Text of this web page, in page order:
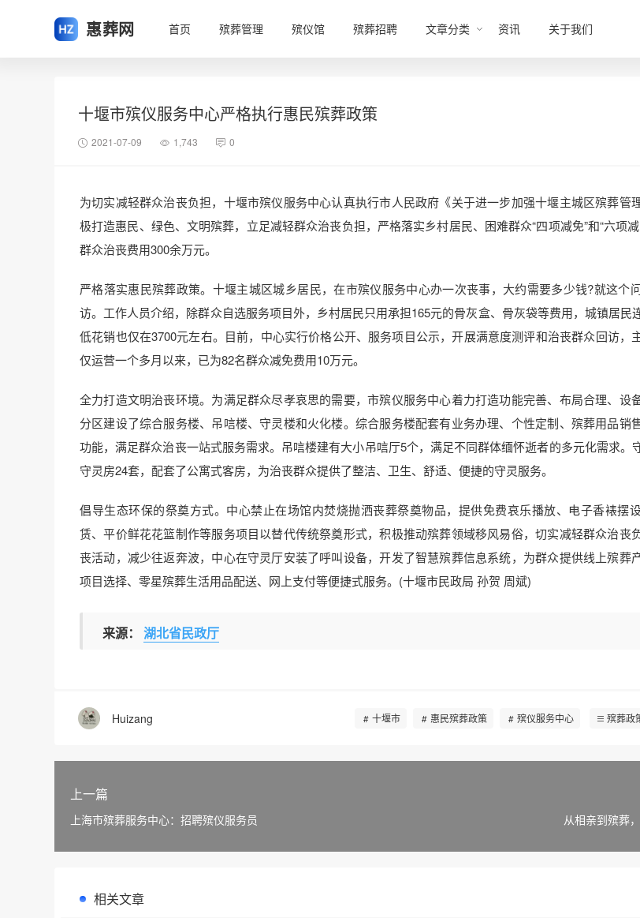
惠葬网 首页 殡葬管理 殡仪馆 殡葬招聘 文章分类 资讯 关于我们
十堰市殡仪服务中心严格执行惠民殡葬政策
2021-07-09 1,743 0
为切实减轻群众治丧负担，十堰市殡仪服务中心认真执行市人民政府《关于进一步加强十堰主城区殡葬管
极打造惠民、绿色、文明殡葬，立足减轻群众治丧负担，严格落实乡村居民、困难群众“四项减免”和“六项
群众治丧费用300余万元。
严格落实惠民殡葬政策。十堰主城区城乡居民，在市殡仪服务中心办一次丧事，大约需要多少钱?就这个
访。工作人员介绍，除群众自选服务项目外，乡村居民只用承担165元的骨灰盒、骨灰袋等费用，城镇居民
低花销也仅在3700元左右。目前，中心实行价格公开、服务项目公示，开展满意度测评和治丧群众回访，
仅运营一个多月以来，已为82名群众减免费用10万元。
全力打造文明治丧环境。为满足群众尽孝哀思的需要，市殡仪服务中心着力打造功能完善、布局合理、设
分区建设了综合服务楼、吊唁楼、守灵楼和火化楼。综合服务楼配套有业务办理、个性定制、殡葬用品销
功能，满足群众治丧一站式服务需求。吊唁楼建有大小吊唁厅5个，满足不同群体缅怀逝者的多元化需求。
守灵房24套，配套了公寓式客房，为治丧群众提供了整洁、卫生、舒适、便捷的守灵服务。
倡导生态环保的祭奠方式。中心禁止在场馆内焚烧抛洒丧葬祭奠物品，提供免费哀乐播放、电子香裱摆
赁、平价鲜花花篮制作等服务项目以替代传统祭奠形式，积极推动殡葬领域移风易俗，切实减轻群众治丧
丧活动，减少往返奔波，中心在守灵厅安装了呼叫设备，开发了智慧殡葬信息系统，为群众提供线上殡葬
项目选择、零星殡葬生活用品配送、网上支付等便捷式服务。(十堰市民政局 孙贺 周斌)
来源： 湖北省民政厅
Huizang 十堰市 惠民殡葬政策 殡仪服务中心 殡葬政
上一篇
上海市殡葬服务中心：招聘殡仪服务员 从相亲到殡葬
相关文章